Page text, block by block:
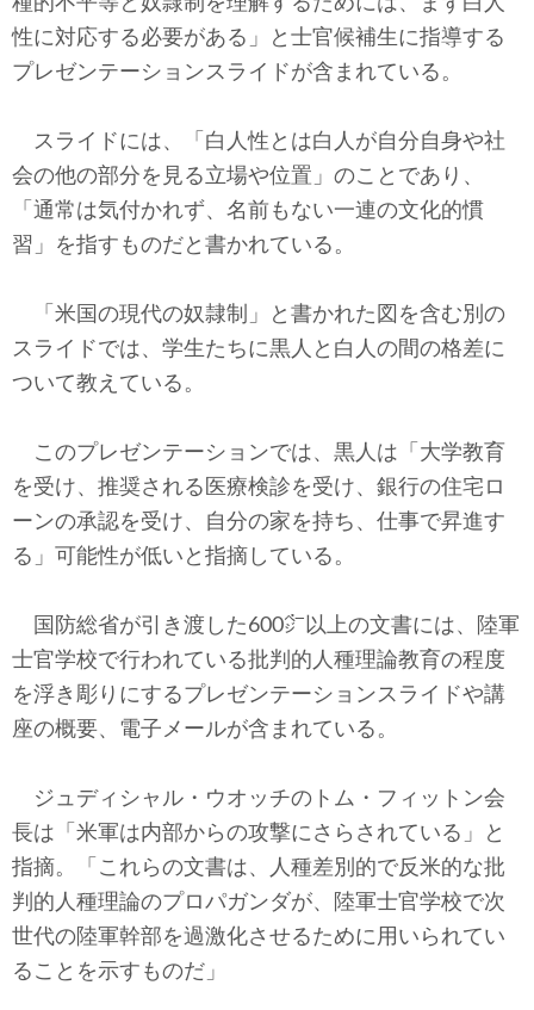
東アジア
東京発
性に対応する必要がある」と士官候補生に指導する
プレゼンテーションスライドが含まれている。
スライドには、「白人性とは白人が自分自身や社
会の他の部分を見る立場や位置」のことであり、
「通常は気付かれず、名前もない一連の文化的慣
習」を指すものだと書かれている。
「米国の現代の奴隷制」と書かれた図を含む別の
スライドでは、学生たちに黒人と白人の間の格差に
ついて教えている。
このプレゼンテーションでは、黒人は「大学教育
を受け、推奨される医療検診を受け、銀行の住宅ロ
ーンの承認を受け、自分の家を持ち、仕事で昇進す
る」可能性が低いと指摘している。
国防総省が引き渡した600㌻以上の文書には、陸軍
士官学校で行われている批判的人種理論教育の程度
を浮き彫りにするプレゼンテーションスライドや講
座の概要、電子メールが含まれている。
ジュディシャル・ウオッチのトム・フィットン会
長は「米軍は内部からの攻撃にさらされている」と
指摘。「これらの文書は、人種差別的で反米的な批
判的人種理論のプロパガンダが、陸軍士官学校で次
世代の陸軍幹部を過激化させるために用いられてい
ることを示すものだ」